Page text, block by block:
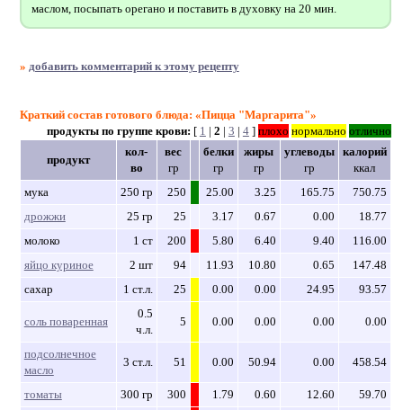
маслом, посыпать орегано и поставить в духовку на 20 мин.
» добавить комментарий к этому рецепту
Краткий состав готового блюда: «Пицца "Маргарита"»
продукты по группе крови: [ 1 | 2 | 3 | 4] плохо нормально отлично
продукт
кол-
во
вес
гр
белки
гр
жиры
гр
углеводы
гр
калорий
ккал
мука
250 гр 250 25.00 3.25 165.75
750.75
дрожжи
25 гр 25 3.17 0.67 0.00
18.77
молоко
1 ст 200 5.80 6.40 9.40
116.00
яйцо куриное
2 шт 94 11.93 10.80 0.65
147.48
сахар
1 ст.л. 25 0.00 0.00 24.95 93.57
соль поваренная
0.5
ч.л.
5 0.00 0.00 0.00 0.00
подсолнечное
масло
3 ст.л. 51 0.00 50.94 0.00 458.54
томаты 300 гр 300 1.79 0.60 12.60
59.70